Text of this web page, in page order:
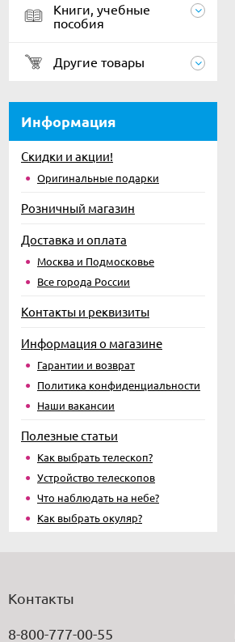
Книги, учебные
пособия
Другие товары
Информация
Скидки и акции!
Оригинальные подарки
Розничный магазин
Доставка и оплата
Москва и Подмосковье
Все города России
Контакты и реквизиты
Информация о магазине
Гарантии и возврат
Политика конфиденциальности
Наши вакансии
Полезные статьи
Как выбрать телескоп?
Устройство телескопов
Что наблюдать на небе?
Как выбрать окуляр?
Контакты
8-800-777-00-55